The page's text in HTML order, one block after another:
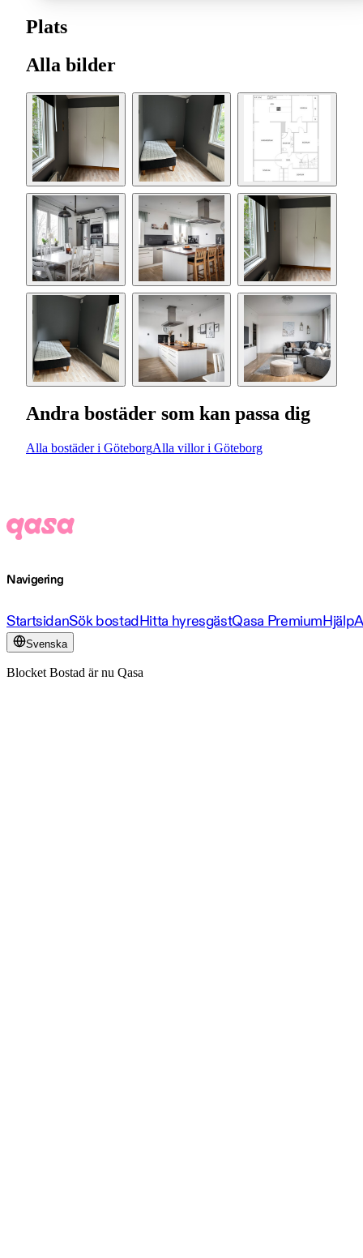
Plats
Alla bilder
Andra bostäder som kan passa dig
Alla bostäder i GöteborgAlla villor i Göteborg
Navigering
StartsidanSök bostadHitta hyresgästQasa PremiumHjälp
Svenska
Blocket Bostad är nu Qasa